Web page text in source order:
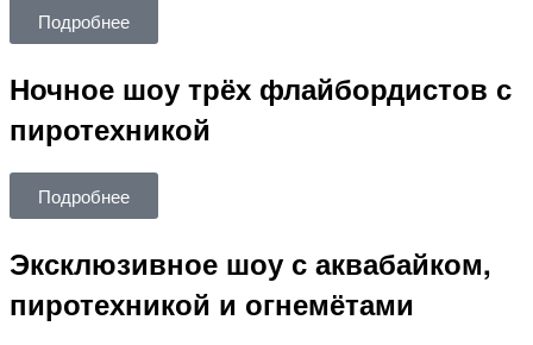
Подробнее
Ночное шоу трёх флайбордистов с
пиротехникой
Подробнее
Эксклюзивное шоу с аквабайком,
пиротехникой и огнемётами